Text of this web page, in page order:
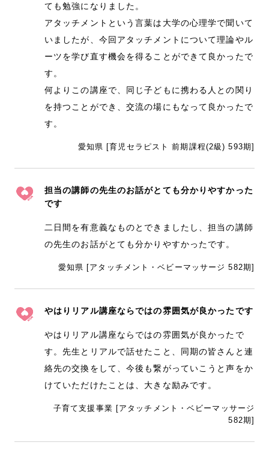
ても勉強になりました。
アタッチメントという言葉は大学の心理学で聞いて
いましたが、今回アタッチメントについて理論やル
ーツを学び直す機会を得ることができて良かったで
す。
何よりこの講座で、同じ子どもに携わる人との関り
を持つことができ、交流の場にもなって良かったで
す。
愛知県 [育児セラピスト 前期課程(2級) 593期]
担当の講師の先生のお話がとても分かりやすかった
です
二日間を有意義なものとできましたし、担当の講師
の先生のお話がとても分かりやすかったです。
愛知県 [アタッチメント・ベビーマッサージ 582期]
やはりリアル講座ならではの雰囲気が良かったです
やはりリアル講座ならではの雰囲気が良かったで
す。先生とリアルで話せたこと、同期の皆さんと連
絡先の交換をして、今後も繋がっていこうと声をか
けていただけたことは、大きな励みです。
子育て支援事業 [アタッチメント・ベビーマッサージ
582期]